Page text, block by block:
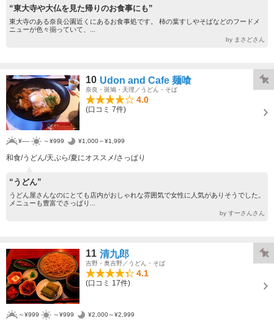
“東大寺や大仏を見た帰りのお食事にも”
東大寺のある奈良公園近くにあるお食事処です。 柿の葉すしやそばなどのフードメ
ニューが色々揃っていて、...
by まさどさん
10 Udon and Cafe 麺喰
奈良・斑鳩・天理／うどん・そば
4.0
(口コミ 7件)
¥---- ～¥999 ¥1,000～¥1,999
和食/うどん/天ぷら/夏にオススメ/さっぱり
“うどん”
うどん屋さんなのにとても店内がおしゃれな雰囲気で女性に人気がありそうでした。
メニューも豊富でさっぱり...
by すーさんさん
11 清九郎
吉野・奥吉野／うどん・そば
4.1
(口コミ 17件)
～¥999 ～¥999 ¥2,000～¥2,999